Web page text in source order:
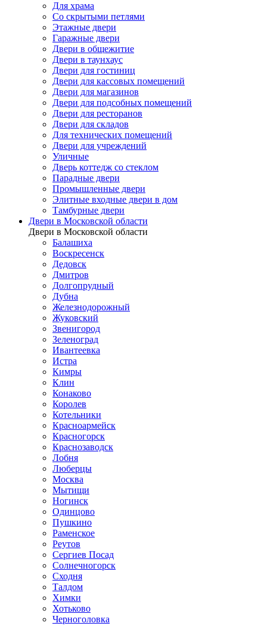
Для храма
Со скрытыми петлями
Этажные двери
Гаражные двери
Двери в общежитие
Двери в таунхаус
Двери для гостиниц
Двери для кассовых помещений
Двери для магазинов
Двери для подсобных помещений
Двери для ресторанов
Двери для складов
Для технических помещений
Двери для учреждений
Уличные
Дверь коттедж со стеклом
Парадные двери
Промышленные двери
Элитные входные двери в дом
Тамбурные двери
Двери в Московской области
Двери в Московской области
Балашиха
Воскресенск
Дедовск
Дмитров
Долгопрудный
Дубна
Железнодорожный
Жуковский
Звенигород
Зеленоград
Ивантеевка
Истра
Кимры
Клин
Конаково
Королев
Котельники
Красноармейск
Красногорск
Краснозаводск
Лобня
Люберцы
Москва
Мытищи
Ногинск
Одинцово
Пушкино
Раменское
Реутов
Сергиев Посад
Солнечногорск
Сходня
Талдом
Химки
Хотьково
Черноголовка